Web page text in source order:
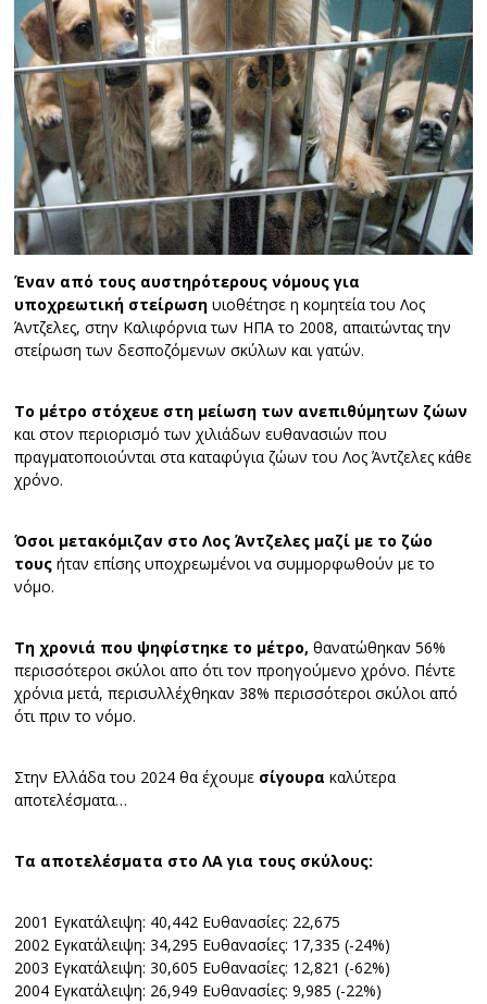
Έναν από τους αυστηρότερους νόμους για
υποχρεωτική στείρωση υιοθέτησε η κομητεία του Λος
Άντζελες, στην Καλιφόρνια των ΗΠΑ το 2008, απαιτώντας την
στείρωση των δεσποζόμενων σκύλων και γατών.
Το μέτρο στόχευε στη μείωση των ανεπιθύμητων ζώων
και στον περιορισμό των χιλιάδων ευθανασιών που
πραγματοποιούνται στα καταφύγια ζώων του Λος Άντζελες κάθε
χρόνο.
Όσοι μετακόμιζαν στο Λος Άντζελες μαζί με το ζώο
τους ήταν επίσης υποχρεωμένοι να συμμορφωθούν με το
νόμο.
Τη χρονιά που ψηφίστηκε το μέτρο, θανατώθηκαν 56%
περισσότεροι σκύλοι απο ότι τον προηγούμενο χρόνο. Πέντε
χρόνια μετά, περισυλλέχθηκαν 38% περισσότεροι σκύλοι από
ότι πριν το νόμο.
Στην Ελλάδα του 2024 θα έχουμε σίγουρα καλύτερα
αποτελέσματα…
Τα αποτελέσματα στο ΛΑ για τους σκύλους:
2001 Εγκατάλειψη: 40,442 Ευθανασίες: 22,675
2002 Εγκατάλειψη: 34,295 Ευθανασίες: 17,335 (-24%)
2003 Εγκατάλειψη: 30,605 Ευθανασίες: 12,821 (-62%)
2004 Εγκατάλειψη: 26,949 Ευθανασίες: 9,985 (-22%)